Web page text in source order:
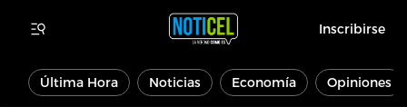
Inscribirse
Última Hora Noticias Economía Opiniones